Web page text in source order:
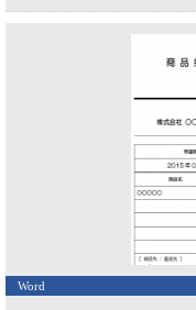
Word